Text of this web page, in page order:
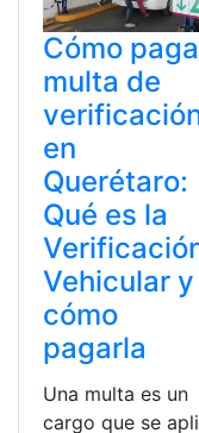
Cómo
multa de
en
Querétaro:
Qué es la
Vehicular y
cómo
pagarla
Una multa es un
cargo que se